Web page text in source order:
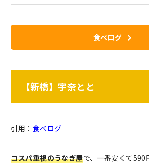
食べログ
【新橋】宇奈とと
引用： 食べログ
コスパ重視のうなぎ屋で、一番安くて590